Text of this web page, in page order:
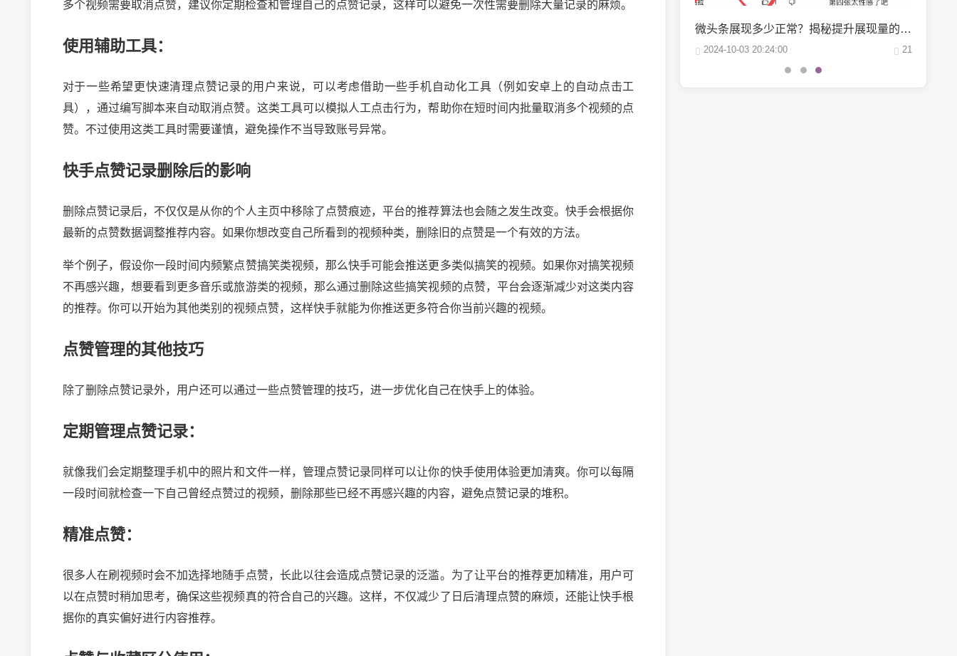
多个视频需要取消点赞，建议你定期检查和管理自己的点赞记录，这样可以避免一次性需要删除大量记录的麻烦。
使用辅助工具：
对于一些希望更快速清理点赞记录的用户来说，可以考虑借助一些手机自动化工具（例如安卓上的自动点击工
具），通过编写脚本来自动取消点赞。这类工具可以模拟人工点击行为，帮助你在短时间内批量取消多个视频的点
赞。不过使用这类工具时需要谨慎，避免操作不当导致账号异常。
快手点赞记录删除后的影响
删除点赞记录后，不仅仅是从你的个人主页中移除了点赞痕迹，平台的推荐算法也会随之发生改变。快手会根据你
最新的点赞数据调整推荐内容。如果你想改变自己所看到的视频种类，删除旧的点赞是一个有效的方法。
举个例子，假设你一段时间内频繁点赞搞笑类视频，那么快手可能会推送更多类似搞笑的视频。如果你对搞笑视频
不再感兴趣，想要看到更多音乐或旅游类的视频，那么通过删除这些搞笑视频的点赞，平台会逐渐减少对这类内容
的推荐。你可以开始为其他类别的视频点赞，这样快手就能为你推送更多符合你当前兴趣的视频。
点赞管理的其他技巧
除了删除点赞记录外，用户还可以通过一些点赞管理的技巧，进一步优化自己在快手上的体验。
定期管理点赞记录：
就像我们会定期整理手机中的照片和文件一样，管理点赞记录同样可以让你的快手使用体验更加清爽。你可以每隔
一段时间就检查一下自己曾经点赞过的视频，删除那些已经不再感兴趣的内容，避免点赞记录的堆积。
精准点赞：
很多人在刷视频时会不加选择地随手点赞，长此以往会造成点赞记录的泛滥。为了让平台的推荐更加精准，用户可
以在点赞时稍加思考，确保这些视频真的符合自己的兴趣。这样，不仅减少了日后清理点赞的麻烦，还能让快手根
据你的真实偏好进行内容推荐。
2024-10-03 20:24:00
微头条展现多少正常？揭秘提升展现量的秘诀
2024-10-03 20:24:00 21